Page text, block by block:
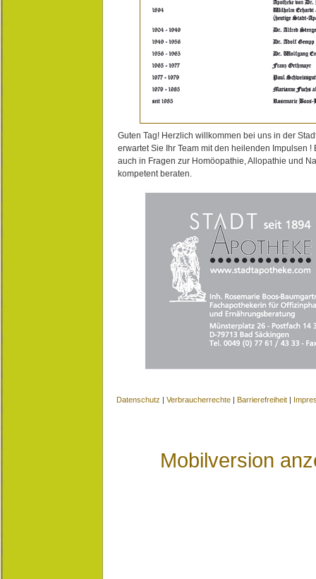
Guten Tag! Herzlich willkommen bei uns in der
erwartet Sie Ihr Team mit den heilenden Impulsen !
auch in Fragen zur Homöopathie, Allopathie und
kompetent beraten.
Datenschutz | Verbraucherrechte | Barrierefreiheit |
Mobilversion